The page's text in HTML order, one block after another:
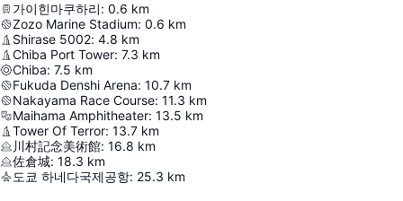
가이힌마쿠하리: 0.6 km
Zozo Marine Stadium: 0.6 km
Shirase 5002: 4.8 km
Chiba Port Tower: 7.3 km
Chiba: 7.5 km
Fukuda Denshi Arena: 10.7 km
Nakayama Race Course: 11.3 km
Maihama Amphitheater: 13.5 km
Tower Of Terror: 13.7 km
川村記念美術館: 16.8 km
佐倉城: 18.3 km
도쿄 하네다국제공항: 25.3 km